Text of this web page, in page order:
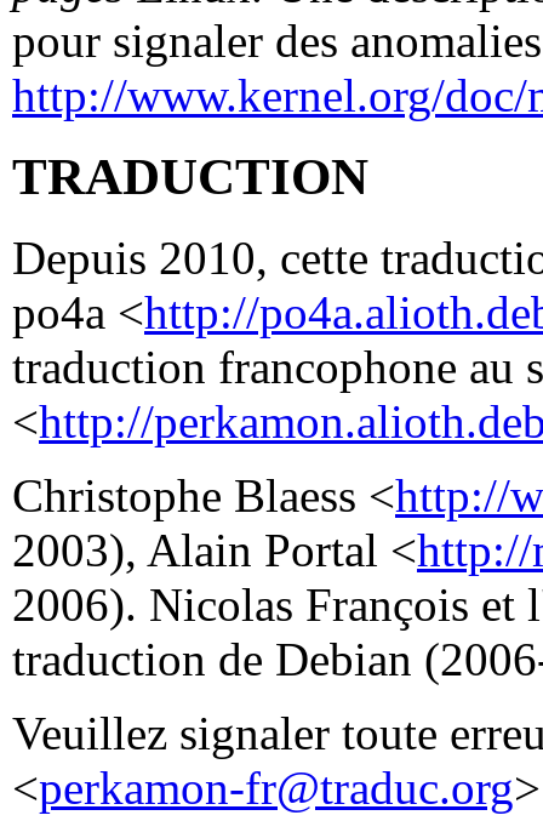
pour signaler des
http://www.kernel.org/doc/
TRADUCTION
Depuis 2010, cette
po4a <http://
traduction francophone au
<http://
Christophe Blaess <http://
2003), Alain Portal <http://
2006). Nicolas François et
traduction de Debian
Veuillez signaler toute
<perkamon-fr@traduc.org